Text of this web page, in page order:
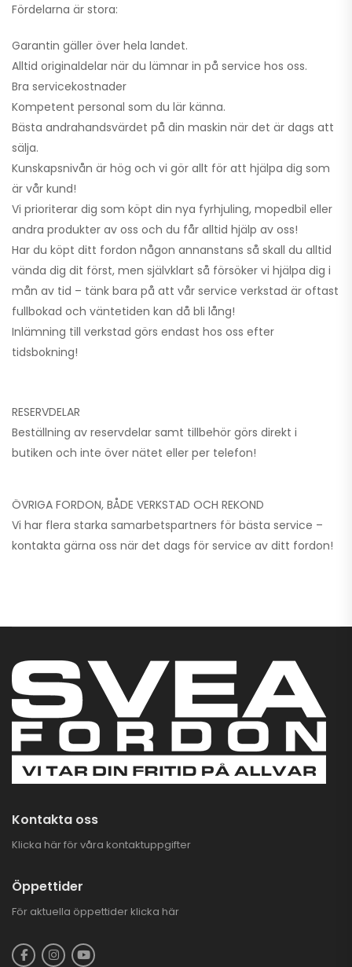
Fördelarna är stora:
Garantin gäller över hela landet.
Alltid originaldelar när du lämnar in på service hos oss.
Bra servicekostnader
Kompetent personal som du lär känna.
Bästa andrahandsvärdet på din maskin när det är dags att
sälja.
Kunskapsnivån är hög och vi gör allt för att hjälpa dig som
är vår kund!
Vi prioriterar dig som köpt din nya fyrhjuling, mopedbil eller
andra produkter av oss och du får alltid hjälp av oss!
Har du köpt ditt fordon någon annanstans så skall du alltid
vända dig dit först, men självklart så försöker vi hjälpa dig i
mån av tid – tänk bara på att vår service verkstad är oftast
fullbokad och väntetiden kan då bli lång!
Inlämning till verkstad görs endast hos oss efter
tidsbokning!
RESERVDELAR
Beställning av reservdelar samt tillbehör görs direkt i
butiken och inte över nätet eller per telefon!
ÖVRIGA FORDON, BÅDE VERKSTAD OCH REKOND
Vi har flera starka samarbetspartners för bästa service –
kontakta gärna oss när det dags för service av ditt fordon!
Kontakta oss
Klicka här för våra kontaktuppgifter
Öppettider
För aktuella öppettider klicka här